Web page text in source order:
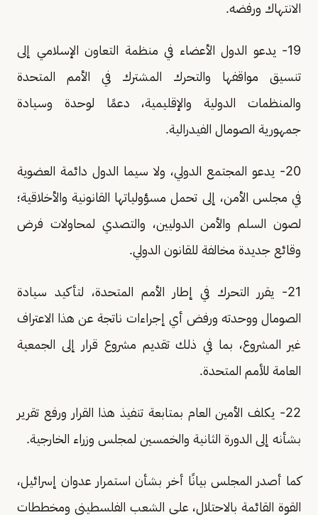
الانتهاك ورفضه.
19- يدعو الدول الأعضاء في منظمة التعاون الإسلامي إلى
تنسيق مواقفها والتحرك المشترك في الأمم المتحدة
والمنظمات الدولية والإقليمية، دعمًا لوحدة وسيادة
جمهورية الصومال الفيدرالية.
20- يدعو المجتمع الدولي، ولا سيما الدول دائمة العضوية
في مجلس الأمن، إلى تحمل مسؤولياتها القانونية والأخلاقية؛
لصون السلم والأمن الدوليين، والتصدي لمحاولات فرض
وقائع جديدة مخالفة للقانون الدولي.
21- يقرر التحرك في إطار الأمم المتحدة، لتأكيد سيادة
الصومال ووحدته ورفض أي إجراءات ناتجة عن هذا الاعتراف
غير المشروع، بما في ذلك تقديم مشروع قرار إلى الجمعية
العامة للأمم المتحدة.
22- يكلف الأمين العام بمتابعة تنفيذ هذا القرار ورفع تقرير
بشأنه إلى الدورة الثانية والخمسين لمجلس وزراء الخارجية.
كما أصدر المجلس بيانًا أخر بشأن استمرار عدوان إسرائيل،
القوة القائمة بالاحتلال، على الشعب الفلسطيني ومخططات